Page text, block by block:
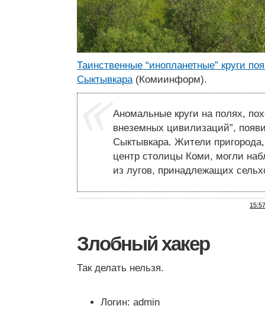
Таинственные “инопланетные” круги
Сыктывкара(Комиинформ).
Аномальные круги на полях,
внеземных цивилизаций”,
Сыктывкара. Жители
центр столицы Коми, могли
из лугов, принадлежащих
15:57
Злобный хакер
Так делать нельзя.
Логин: admin